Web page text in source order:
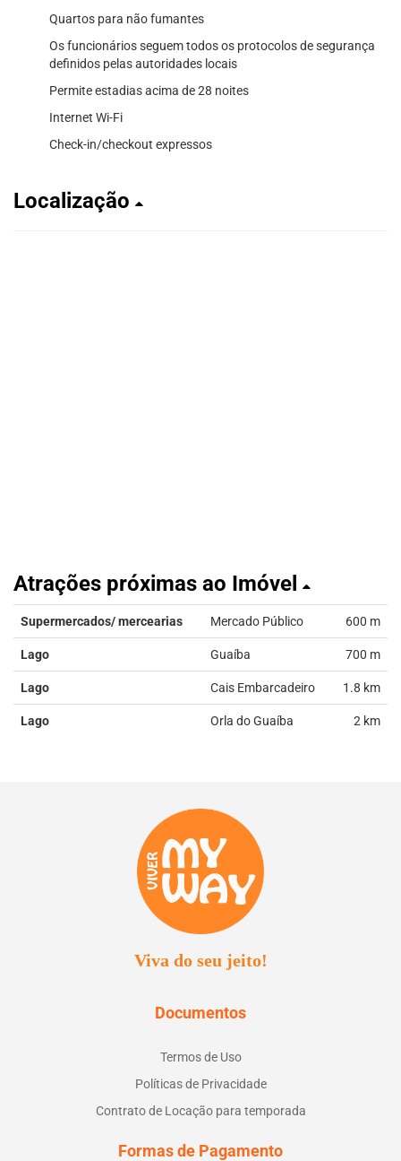
Quartos para não fumantes
Os funcionários seguem todos os protocolos de segurança
definidos pelas autoridades locais
Permite estadias acima de 28 noites
Internet Wi-Fi
Check-in/checkout expressos
Localização
Atrações próximas ao Imóvel
Supermercados/ mercearias Mercado Público 600 m
Lago Guaíba 700 m
Lago Cais Embarcadeiro 1.8 km
Lago Orla do Guaíba 2 km
Viva do seu jeito!
Documentos
Termos de Uso
Políticas de Privacidade
Contrato de Locação para temporada
Formas de Pagamento